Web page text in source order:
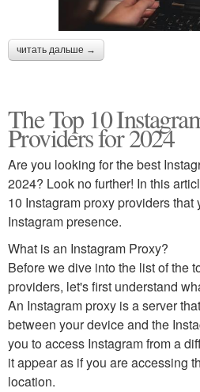
читать дальше →
The Top 10
Providers for 2024
Are you looking for the best
2024? Look no further! In this
10 Instagram proxy providers
Instagram presence.
What is an Instagram Proxy?
Before we dive into the list of the
providers, let's first understand
An Instagram proxy is a server
between your device and the
you to access Instagram from a
it appear as if you are accessing
location.